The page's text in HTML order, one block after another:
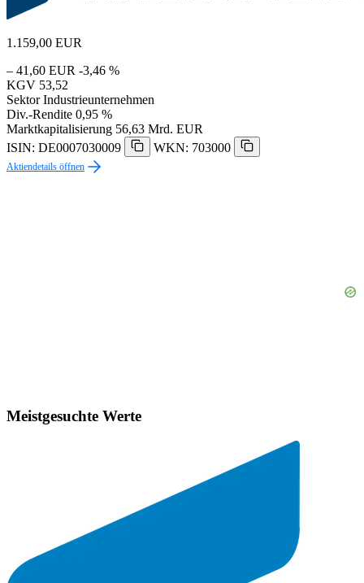
1.159,00 EUR
– 41,60 EUR -3,46 %
KGV 53,52
Sektor Industrieunternehmen
Div.-Rendite 0,95 %
Marktkapitalisierung 56,63 Mrd. EUR
ISIN: DE0007030009
WKN: 703000
Aktiendetails öffnen
Meistgesuchte Werte